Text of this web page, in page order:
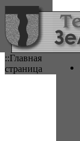
::Главная
страница